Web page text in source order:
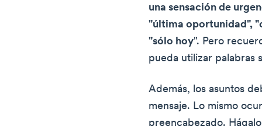
una sensación de
"última oportunidad",
"sólo hoy". Pero
pueda utilizar palabras
Además, los asuntos
mensaje. Lo mismo
preencabezado.